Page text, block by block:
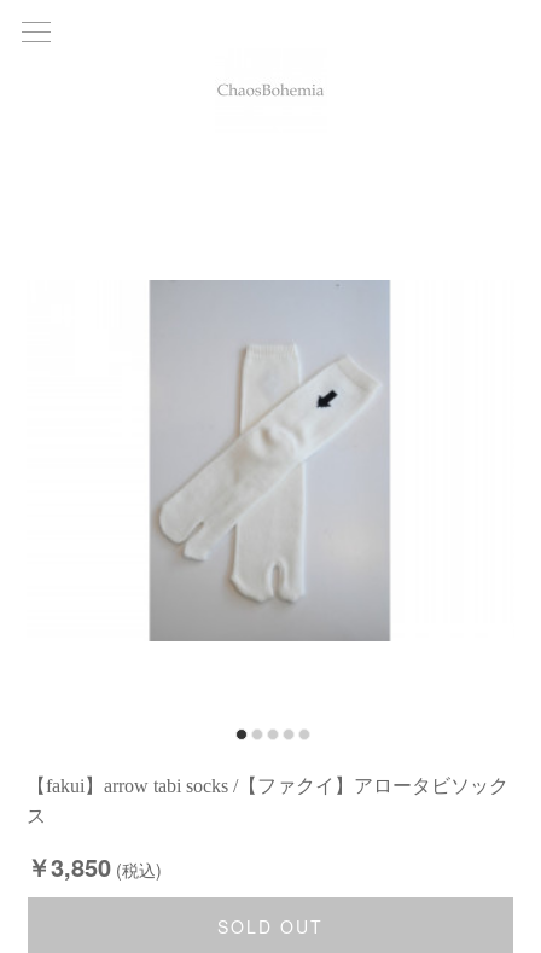
【fakui】arrow tabi socks /【ファクイ】アロータビソック
ス
￥3,850 (税込)
SOLD OUT